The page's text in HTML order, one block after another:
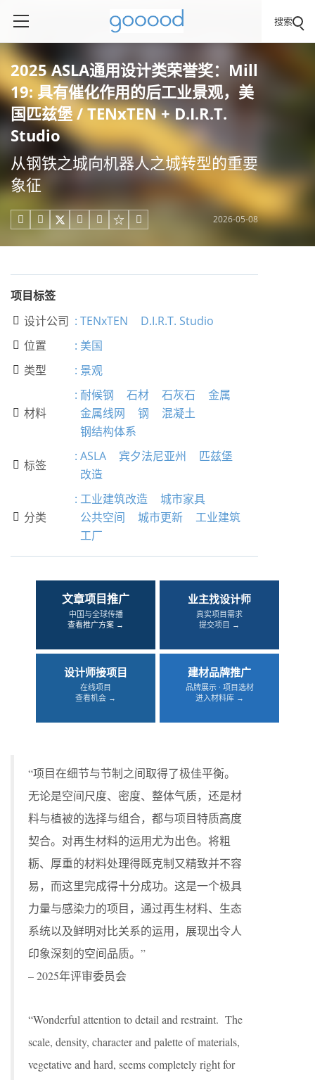
搜索
2025 ASLA通用设计类荣誉奖：Mill
19: 具有催化作用的后工业景观，美
国匹兹堡 / TENxTEN + D.I.R.T.
Studio
从钢铁之城向机器人之城转型的重要
象征
     2026-05-08
项目标签
 设计公司 : TENxTEN D.I.R.T. Studio
 位置 : 美国
 类型 : 景观
 材料
: 耐候钢 石材 石灰石
金属
金属线网
钢
混凝土
钢结构体系
 标签
: ASLA 宾夕法尼亚州
匹兹堡
改造
 分类
: 工业建筑改造
城市家具
公共空间
城市更新
工业建筑
工厂
文章项目推广
中国与全球传播
查看推广方案 →
业主找设计师
真实项目需求
提交项目 →
设计师接项目
在线项目
查看机会 →
建材品牌推广
品牌展示 · 项目选材
进入材料库 →
“项目在细节与节制之间取得了极佳平衡。
无论是空间尺度、密度、整体气质，还是材
料与植被的选择与组合，都与项目特质高度
契合。对再生材料的运用尤为出色。将粗
粝、厚重的材料处理得既克制又精致并不容
易，而这里完成得十分成功。这是一个极具
力量与感染力的项目，通过再生材料、生态
系统以及鲜明对比关系的运用，展现出令人
印象深刻的空间品质。”
– 2025年评审委员会
“Wonderful attention to detail and restraint. The
scale, density, character and palette of materials,
vegetative and hard, seems completely right for